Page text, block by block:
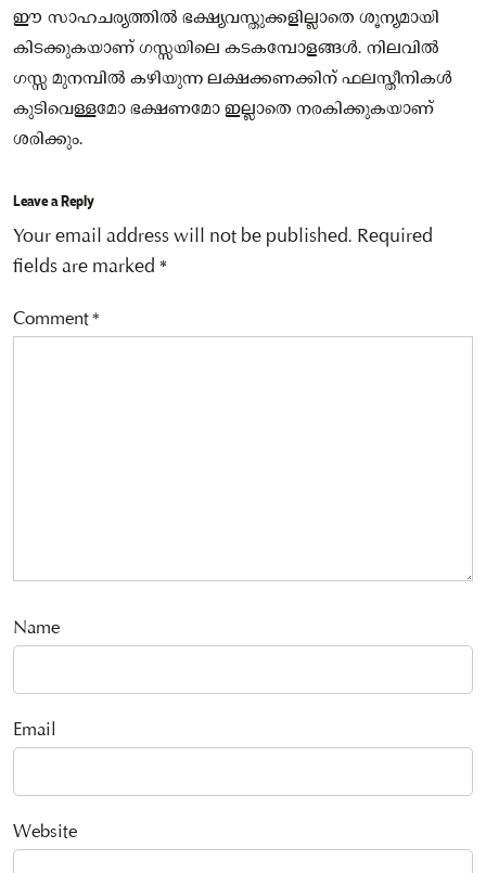
ഈ സാഹചര്യത്തിൽ ഭക്ഷ്യവസ്തു‌ക്കളില്ലാതെ ശൂന്യമായി
കിടക്കുകയാണ് ഗസ്സയിലെ കടകമ്പോളങ്ങൾ. നിലവിൽ
ഗസ്സ മുനമ്പിൽ കഴിയുന്ന ലക്ഷക്കണക്കിന് ഫലസ്തീനികൾ
കുടിവെള്ളമോ ഭക്ഷണമോ ഇല്ലാതെ നരകിക്കുകയാണ്
ശരിക്കും.
Leave a Reply
Your email address will not be published. Required
fields are marked *
Comment*
Name
Email
Website